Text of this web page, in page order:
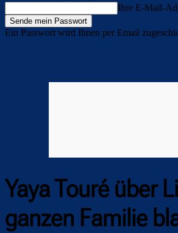
Ihre E-Mail-
Ein Passwort wird Ihnen per Email
Yaya Touré über
ganzen Familie